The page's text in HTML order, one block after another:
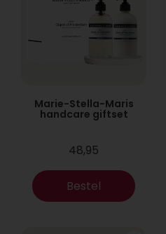
Marie-Stella-Maris
handcare giftset
48,95
Bestel